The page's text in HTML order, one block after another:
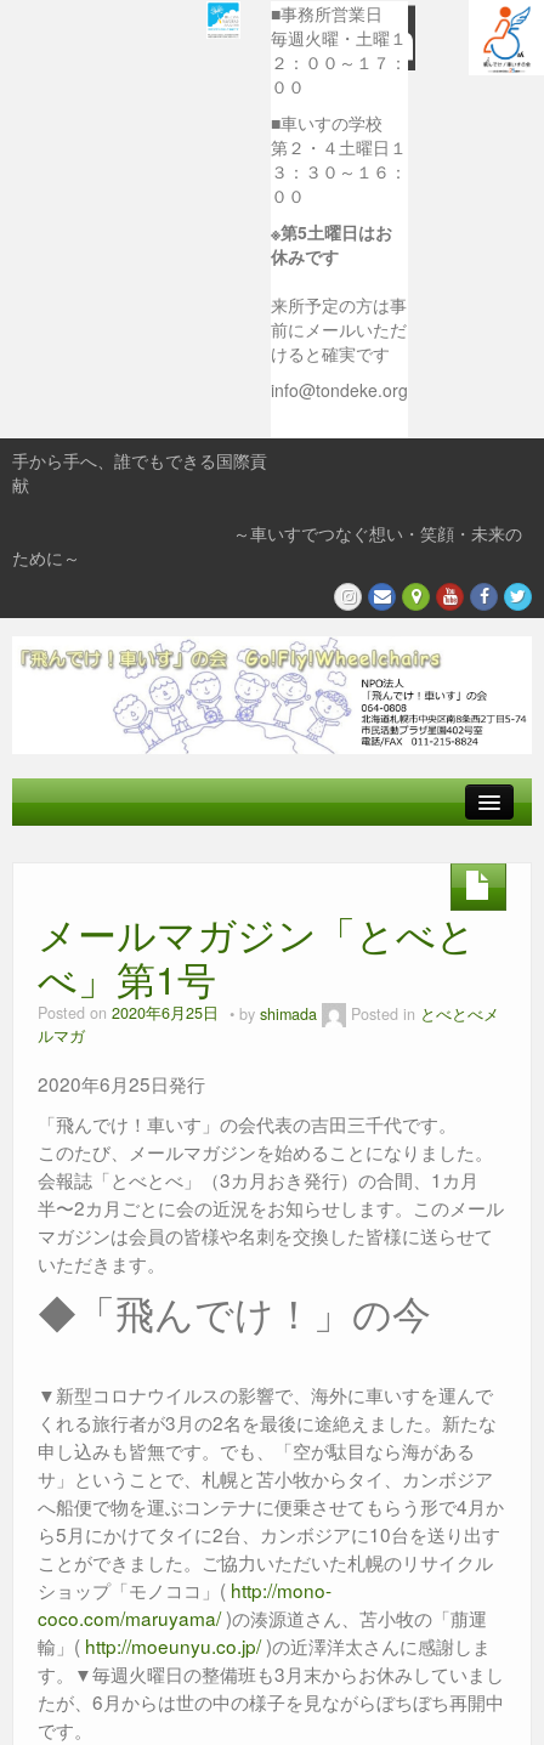
■事務所営業日
毎週火曜・土曜１
２：００～１７：
００
■車いすの学校
第２・４土曜日１
３：３０～１６：
００
※第5土曜日はお
休みです
来所予定の方は事
前にメールいただ
けると確実です
info@tondeke.org
手から手へ、誰でもできる国際貢
献
～車いすでつなぐ想い・笑顔・未来の
ために～
私たちの活動
メールマガジン「とべと
べ」第1号
Posted on 2020年6月25日 by shimada Posted in とべとべメ
ルマガ
2020年6月25日発行
「飛んでけ！車いす」の会代表の吉田三千代です。
このたび、メールマガジンを始めることになりました。
会報誌「とべとべ」（3カ月おき発行）の合間、1カ月
半〜2カ月ごとに会の近況をお知らせします。このメール
マガジンは会員の皆様や名刺を交換した皆様に送らせて
いただきます。
◆「飛んでけ！」の今
▼新型コロナウイルスの影響で、海外に車いすを運んで
くれる旅行者が3月の2名を最後に途絶えました。新たな
申し込みも皆無です。でも、「空が駄目なら海がある
サ」ということで、札幌と苫小牧からタイ、カンボジア
へ船便で物を運ぶコンテナに便乗させてもらう形で4月か
ら5月にかけてタイに2台、カンボジアに10台を送り出す
ことができました。ご協力いただいた札幌のリサイクル
ショップ「モノココ」( http://mono-
coco.com/maruyama/)の湊源道さん、苫小牧の「萠運
輸」( http://moeunyu.co.jp/)の近澤洋太さんに感謝しま
す。▼毎週火曜日の整備班も3月末からお休みしていまし
たが、6月からは世の中の様子を見ながらぼちぼち再開中
です。